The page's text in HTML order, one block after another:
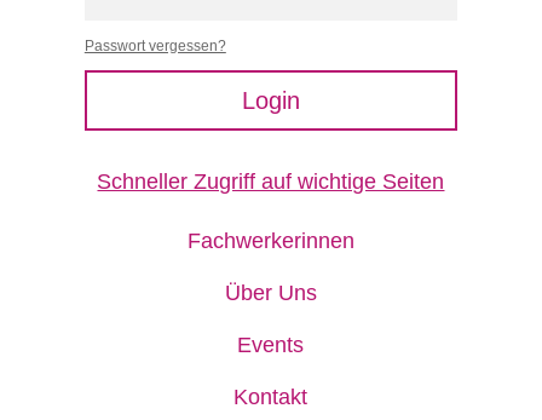
Passwort vergessen?
Login
Schneller Zugriff auf wichtige Seiten
Fachwerkerinnen
Über Uns
Events
Kontakt